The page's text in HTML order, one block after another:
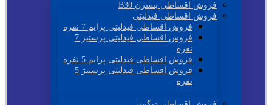
فروش اقساطی بسترن B30
فروش اقساطی فیدلیتی
فروش اقساطی فیدلیتی پرایم 7 نفره
فروش اقساطی فیدلیتی پرستیژ 7
نفره
فروش اقساطی فیدلیتی پرایم 5 نفره
فروش اقساطی فیدلیتی پرستیژ 5
نفره